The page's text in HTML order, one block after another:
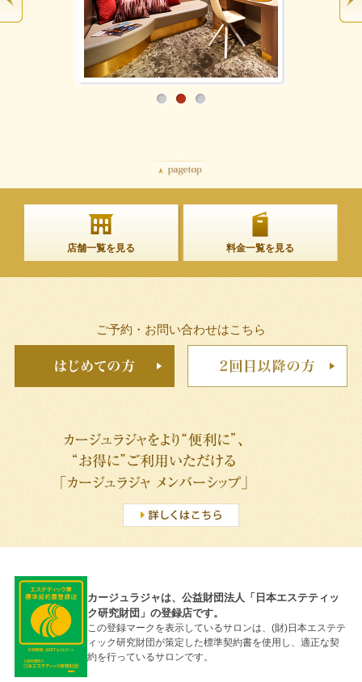
店舗一覧を見る 料金一覧を見る
ご予約・お問い合わせはこちら
カージュラジャは、公益財団法人「日本エステティッ
ク研究財団」の登録店です。
この登録マークを表示しているサロンは、(財)日本エステテ
ィック研究財団が策定した標準契約書を使用し、適正な契
約を行っているサロンです。